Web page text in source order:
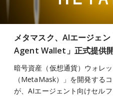
メタマスク、AIエージェ
Agent Wallet」正式提供
暗号資産（仮想通貨）ウォレ
（MetaMask）」を開発する
が、AIエージェント向けセル